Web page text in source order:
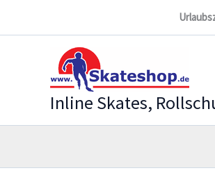
Inline Skates,